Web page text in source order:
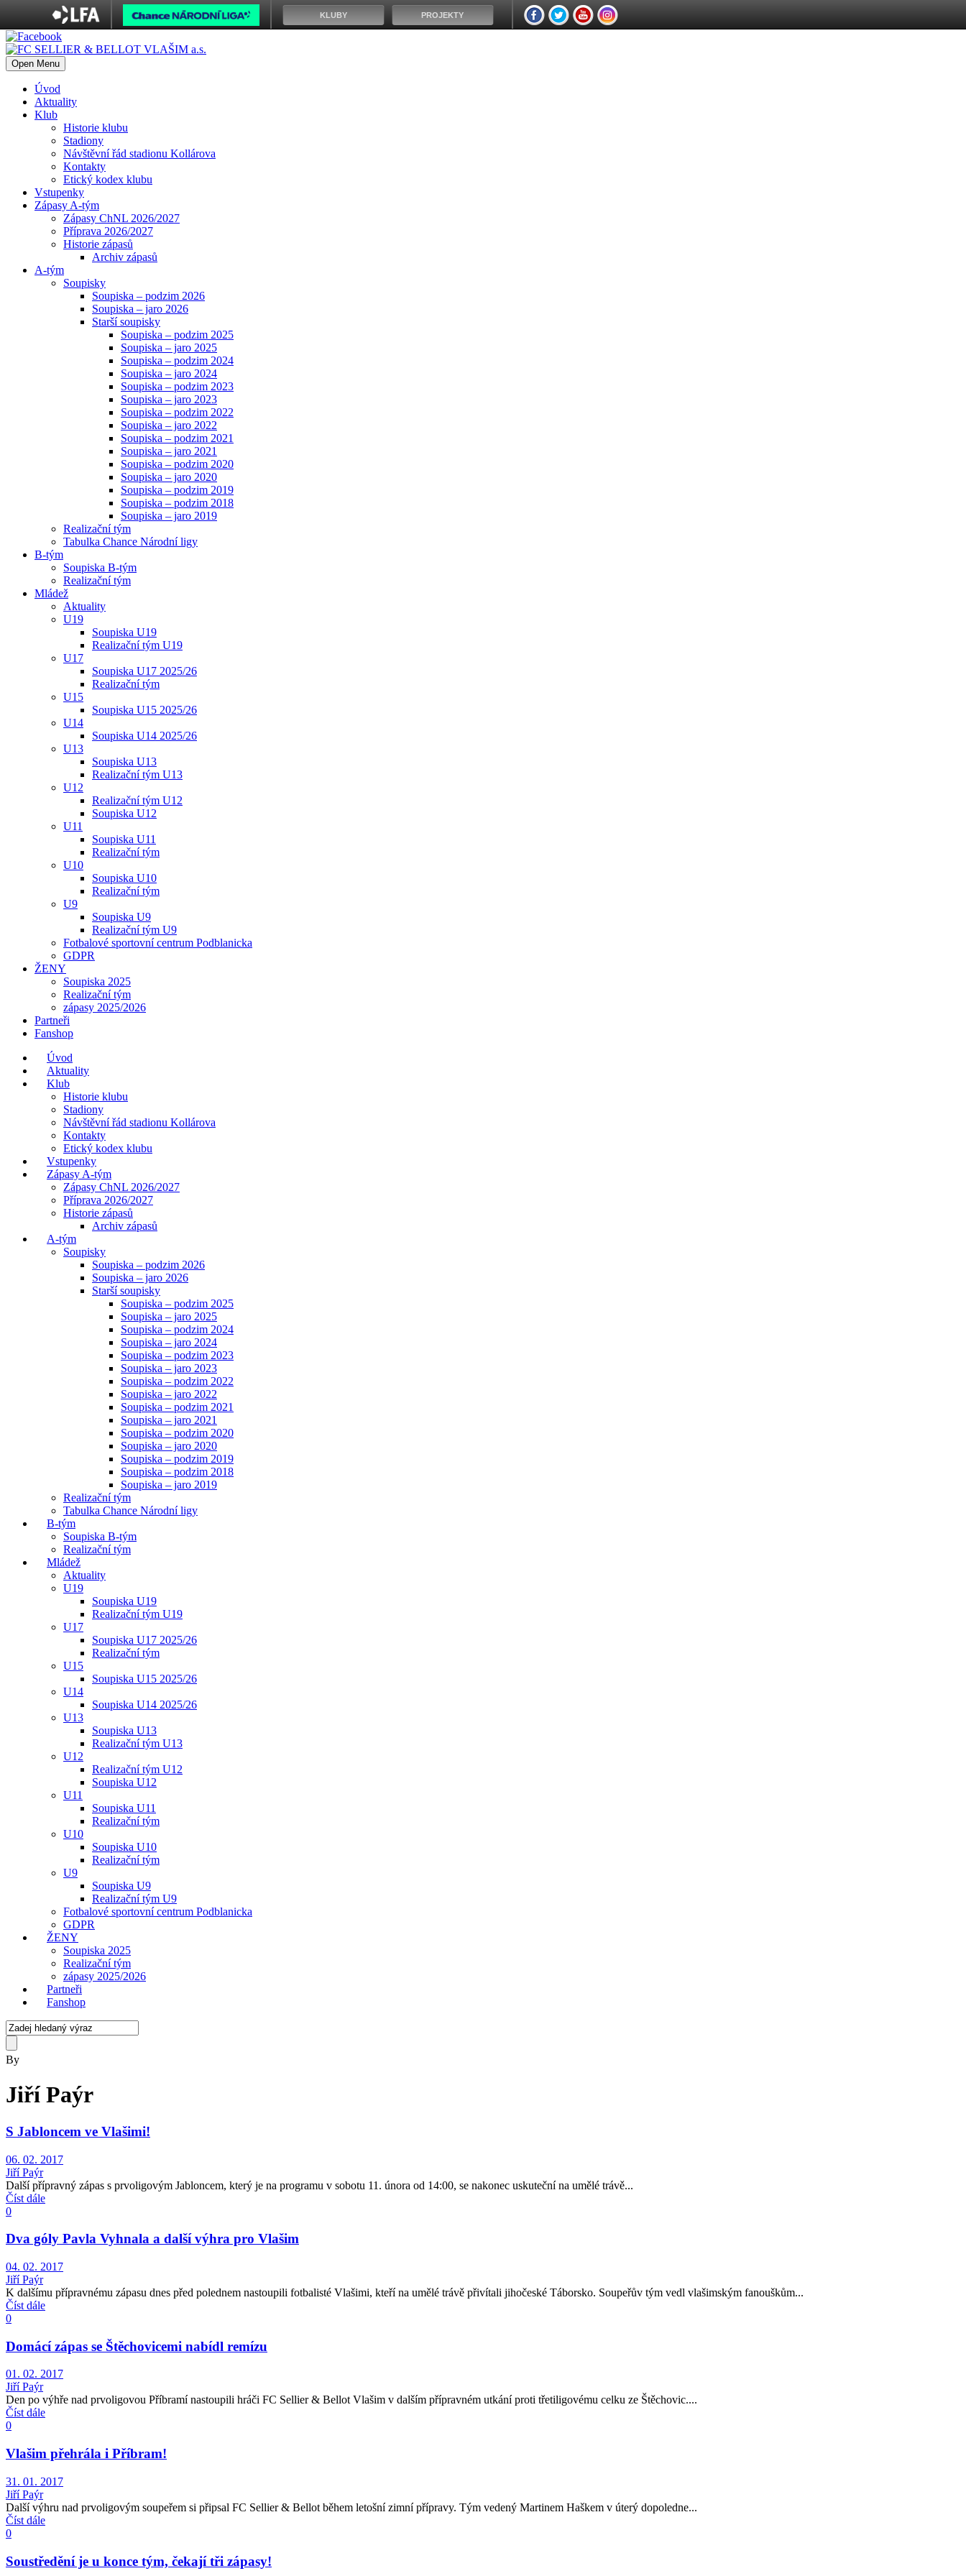
Open Menu
Úvod
Aktuality
Klub
Historie klubu
Stadiony
Návštěvní řád stadionu Kollárova
Kontakty
Etický kodex klubu
Vstupenky
Zápasy A-tým
Zápasy ChNL 2026/2027
Příprava 2026/2027
Historie zápasů
Archiv zápasů
A-tým
Soupisky
Soupiska – podzim 2026
Soupiska – jaro 2026
Starší soupisky
Soupiska – podzim 2025
Soupiska – jaro 2025
Soupiska – podzim 2024
Soupiska – jaro 2024
Soupiska – podzim 2023
Soupiska – jaro 2023
Soupiska – podzim 2022
Soupiska – jaro 2022
Soupiska – podzim 2021
Soupiska – jaro 2021
Soupiska – podzim 2020
Soupiska – jaro 2020
Soupiska – podzim 2019
Soupiska – podzim 2018
Soupiska – jaro 2019
Realizační tým
Tabulka Chance Národní ligy
B-tým
Soupiska B-tým
Realizační tým
Mládež
Aktuality
U19
Soupiska U19
Realizační tým U19
U17
Soupiska U17 2025/26
Realizační tým
U15
Soupiska U15 2025/26
U14
Soupiska U14 2025/26
U13
Soupiska U13
Realizační tým U13
U12
Realizační tým U12
Soupiska U12
U11
Soupiska U11
Realizační tým
U10
Soupiska U10
Realizační tým
U9
Soupiska U9
Realizační tým U9
Fotbalové sportovní centrum Podblanicka
GDPR
ŽENY
Soupiska 2025
Realizační tým
zápasy 2025/2026
Partneři
Fanshop
Úvod
Aktuality
Klub
Historie klubu
Stadiony
Návštěvní řád stadionu Kollárova
Kontakty
Etický kodex klubu
Vstupenky
Zápasy A-tým
Zápasy ChNL 2026/2027
Příprava 2026/2027
Historie zápasů
Archiv zápasů
A-tým
Soupisky
Soupiska – podzim 2026
Soupiska – jaro 2026
Starší soupisky
Soupiska – podzim 2025
Soupiska – jaro 2025
Soupiska – podzim 2024
Soupiska – jaro 2024
Soupiska – podzim 2023
Soupiska – jaro 2023
Soupiska – podzim 2022
Soupiska – jaro 2022
Soupiska – podzim 2021
Soupiska – jaro 2021
Soupiska – podzim 2020
Soupiska – jaro 2020
Soupiska – podzim 2019
Soupiska – podzim 2018
Soupiska – jaro 2019
Realizační tým
Tabulka Chance Národní ligy
B-tým
Soupiska B-tým
Realizační tým
Mládež
Aktuality
U19
Soupiska U19
Realizační tým U19
U17
Soupiska U17 2025/26
Realizační tým
U15
Soupiska U15 2025/26
U14
Soupiska U14 2025/26
U13
Soupiska U13
Realizační tým U13
U12
Realizační tým U12
Soupiska U12
U11
Soupiska U11
Realizační tým
U10
Soupiska U10
Realizační tým
U9
Soupiska U9
Realizační tým U9
Fotbalové sportovní centrum Podblanicka
GDPR
ŽENY
Soupiska 2025
Realizační tým
zápasy 2025/2026
Partneři
Fanshop
By
Jiří Paýr
S Jabloncem ve Vlašimi!
06. 02. 2017
Jiří Paýr
Další přípravný zápas s prvoligovým Jabloncem, který je na programu v sobotu 11. února od 14:00, se nakonec uskuteční na umělé trávě...
Číst dále
0
Dva góly Pavla Vyhnala a další výhra pro Vlašim
04. 02. 2017
Jiří Paýr
K dalšímu přípravnému zápasu dnes před polednem nastoupili fotbalisté Vlašimi, kteří na umělé trávě přivítali jihočeské Táborsko. Soupeřův tým vedl vlašimským fanouškům...
Číst dále
0
Domácí zápas se Štěchovicemi nabídl remízu
01. 02. 2017
Jiří Paýr
Den po výhře nad prvoligovou Příbramí nastoupili hráči FC Sellier & Bellot Vlašim v dalším přípravném utkání proti třetiligovému celku ze Štěchovic....
Číst dále
0
Vlašim přehrála i Příbram!
31. 01. 2017
Jiří Paýr
Další výhru nad prvoligovým soupeřem si připsal FC Sellier & Bellot během letošní zimní přípravy. Tým vedený Martinem Haškem v úterý dopoledne...
Číst dále
0
Soustředění je u konce tým, čekají tři zápasy!
KLUBY PROJEKTY